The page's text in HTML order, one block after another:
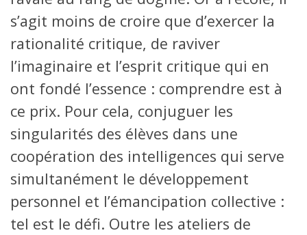
s’agit moins de croire que d’exercer la
rationalité critique, de raviver
l’imaginaire et l’esprit critique qui en
ont fondé l’essence : comprendre est à
ce prix. Pour cela, conjuguer les
singularités des élèves dans une
coopération des intelligences qui serve
simultanément le développement
personnel et l’émancipation collective :
tel est le défi. Outre les ateliers de